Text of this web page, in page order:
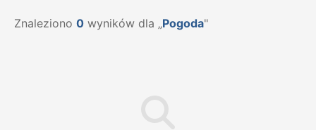
Znaleziono 0 wyników dla „Pogoda"